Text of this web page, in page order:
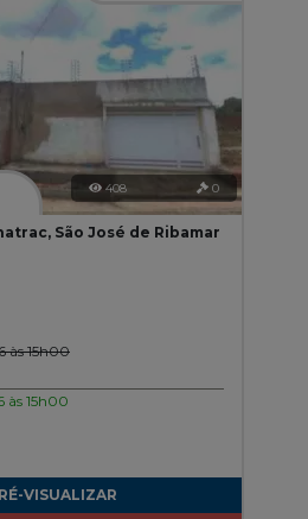
408 0
São José de Ribamar
às 15h00
às 15h00
VISUALIZAR